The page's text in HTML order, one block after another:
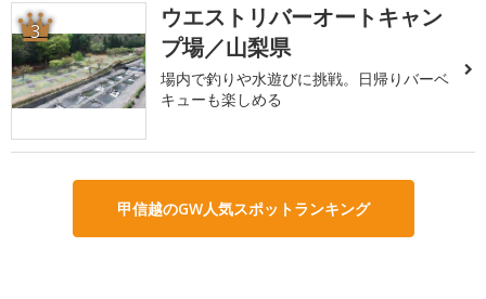
3
ウエストリバーオートキャン
プ場／山梨県
場内で釣りや水遊びに挑戦。日帰りバーベ
キューも楽しめる
甲信越のGW人気スポットランキング